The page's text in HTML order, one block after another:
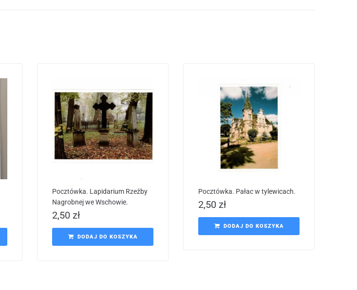
Pocztówka. Lapidarium Rzeźby
Nagrobnej we Wschowie.
2,50 zł
DODAJ DO KOSZYKA
Pocztówka. Pałac w tylewicach.
2,50 zł
DODAJ DO KOSZYKA